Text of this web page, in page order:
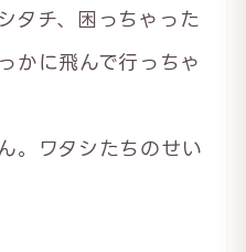
タチ、困っちゃった
かに飛んで行っちゃ
。ワタシたちのせい